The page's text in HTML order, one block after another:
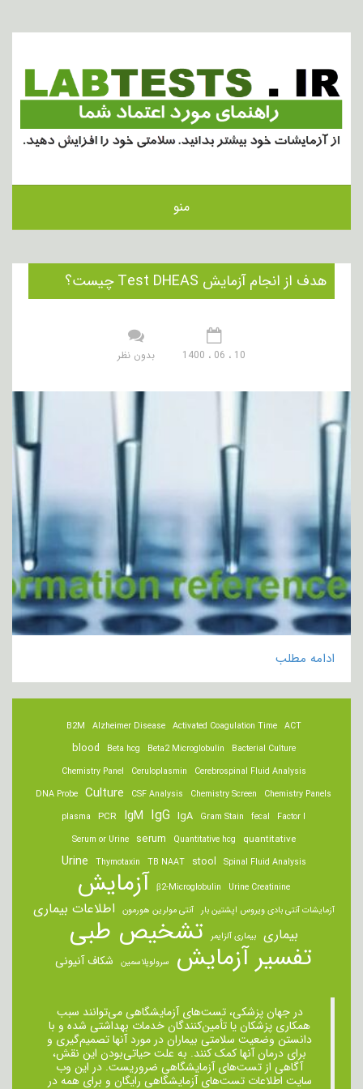
منو
هدف از انجام آزمایش Test DHEAS چیست؟
10 ، 06 ، 1400 بدون نظر
ادامه مطلب
ACT
Activated Coagulation Time
Alzheimer Disease
B2M
Bacterial Culture
Beta2 Microglobulin
Beta hcg
blood
Cerebrospinal Fluid Analysis
Ceruloplasmin
Chemistry Panel
Chemistry Panels
Chemistry Screen
CSF Analysis
Culture
DNA Probe
Factor I
fecal
Gram Stain
IgA
IgG
IgM
PCR
plasma
quantitative
Quantitative hcg
serum
Serum or Urine
Spinal Fluid Analysis
stool
TB NAAT
Thymotaxin
Urine
Urine Creatinine
β2-Microglobulin آزمایش
آزمایشات آنتی بادی ویروس اپشتین بار آنتی مولرین هورمون اطلاعات بیماری
بیماری بیماری آلزایمر تشخیص طبی
تفسیر آزمایش سرولوپلاسمین شکاف آنیونی
در جهان پزشکی، تست‌های آزمایشگاهی می‌توانند سبب
همکاری پزشکان یا تأمین‌کنندگان خدمات بهداشتی شده و با
دانستن وضعیت سلامتی بیماران در مورد آنها تصمیم‌گیری و
برای درمان ‌آنها کمک کنند. به علت حیاتی‌بودن این نقش،
آگاهی از تست‌های آزمایشگاهی ضروریست. در این وب
سایت اطلاعات تست‌های آزمایشگاهی رایگان و برای همه در